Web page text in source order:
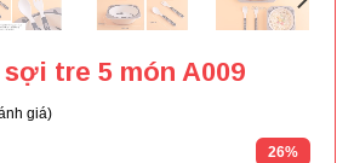
tre 5 món A009
giá)
26%